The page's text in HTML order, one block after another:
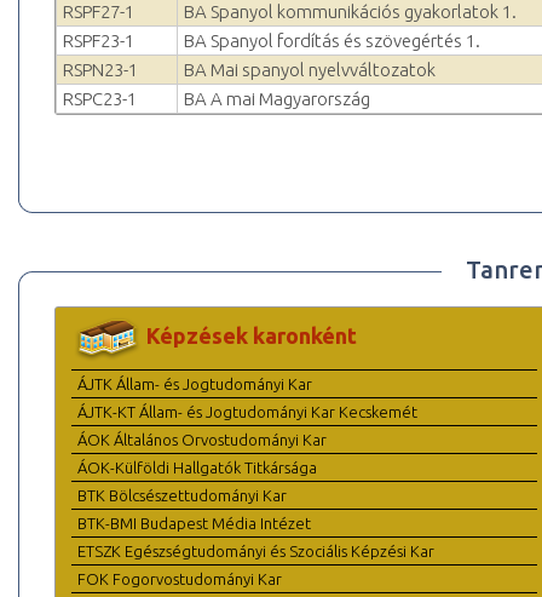
RSPF27-1
BA Spanyol kommunikációs gyakorlatok 1.
RSPF23-1
BA Spanyol fordítás és szövegértés 1.
RSPN23-1
BA Mai spanyol nyelvváltozatok
RSPC23-1
BA A mai Magyarország
Képzések karonként
ÁJTK Állam- és Jogtudományi Kar
ÁJTK-KT Állam- és Jogtudományi Kar Kecskemét
ÁOK Általános Orvostudományi Kar
ÁOK-Külföldi Hallgatók Titkársága
BTK Bölcsészettudományi Kar
BTK-BMI Budapest Média Intézet
ETSZK Egészségtudományi és Szociális Képzési Kar
FOK Fogorvostudományi Kar